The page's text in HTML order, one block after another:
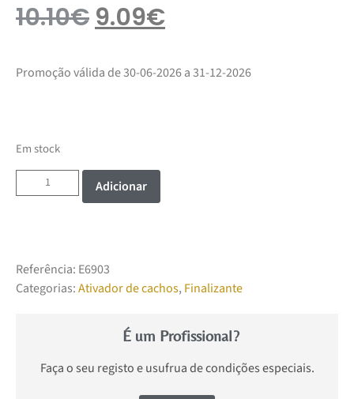
10.10€ 9.09€
Promoção válida de 30-06-2026 a 31-12-2026
Em stock
Adicionar
Referência: E6903
Categorias:Ativador de cachos, Finalizante
É um Profissional?
Faça o seu registo e usufrua de condições especiais.